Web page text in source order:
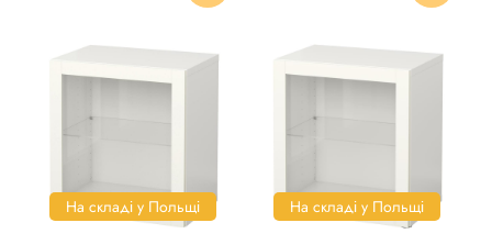
На складі у Польщі На складі у Польщі